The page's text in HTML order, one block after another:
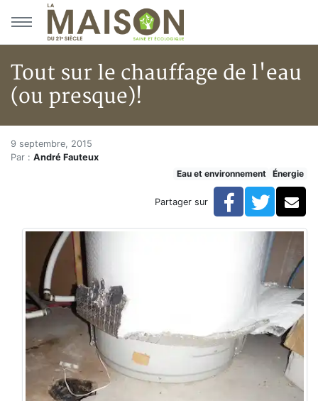
Aller au menu principal
Aller au contenu principal
Tout sur le chauffage de l'eau
(ou presque)!
Accueil
Articles
Tout sur le chauffage de l'eau (ou presque)!
Tout sur le chauffage de l'eau
9 septembre, 2015
Par : André Fauteux
Eau et environnement
Énergie
Partager sur Facebook